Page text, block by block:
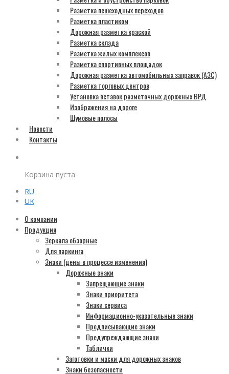
Разметка пешеходных переходов
Разметка пластиком
Дорожная разметка краской
Разметка склада
Разметка жилых комплексов
Разметка спортивных площадок
Дорожная разметка автомобильных заправок (АЗС)
Разметка торговых центров
Установка вставок разметочных дорожных ВРД
Изображения на дороге
Шумовые полосы
Новости
Контакты
Корзина пуста
RU
UK
О компании
Продукция
Зеркала обзорные
Для паркинга
Знаки (цены в процессе изменения)
Дорожные знаки
Запрещающие знаки
Знаки приоритета
Знаки сервиса
Информационно-указательные знаки
Предписывающие знаки
Предупреждающие знаки
Таблички
Заготовки и маски для дорожных знаков
Знаки безопасности